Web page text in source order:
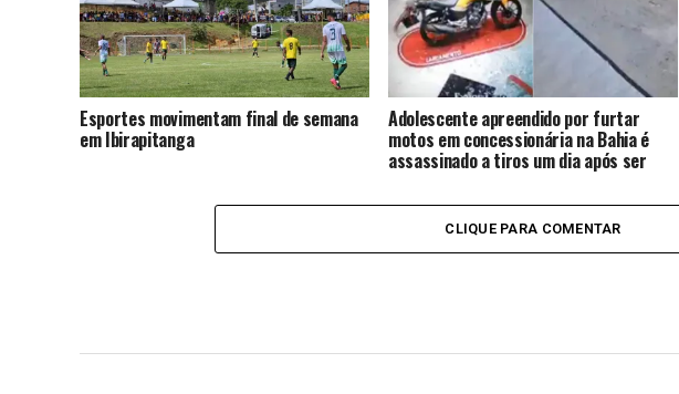
Esportes movimentam final de semana
em Ibirapitanga
Adolescente apreendido por furtar
motos em concessionária na Bahia é
assassinado a tiros um dia após ser
CLIQUE PARA COMENTAR